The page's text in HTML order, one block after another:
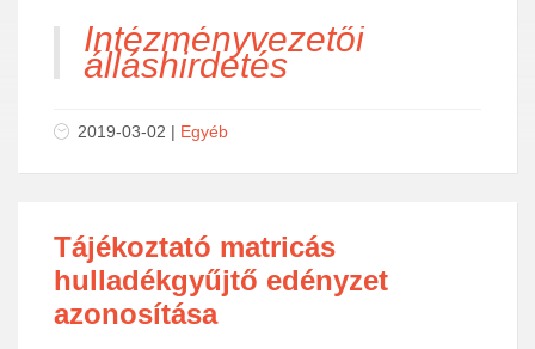
Intézményvezetői
álláshirdetés
2019-03-02 | Egyéb
Tájékoztató matricás
hulladékgyűjtő edényzet
azonosítása